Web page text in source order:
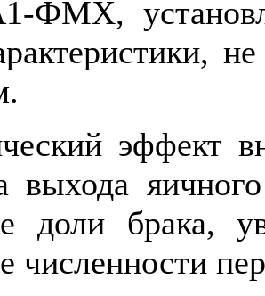
ФМХ,
эффект
выхода
доли брака,
численности